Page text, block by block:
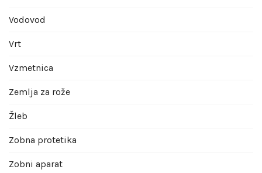
Vodovod
Vrt
Vzmetnica
Zemlja za rože
Žleb
Zobna protetika
Zobni aparat